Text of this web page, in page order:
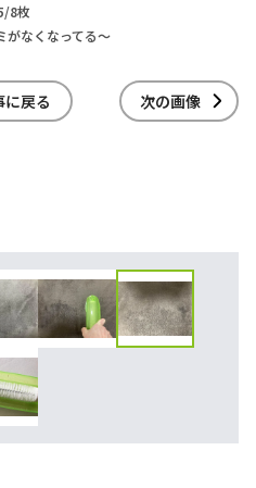
8枚
なくなってる～
に戻る 次の画像